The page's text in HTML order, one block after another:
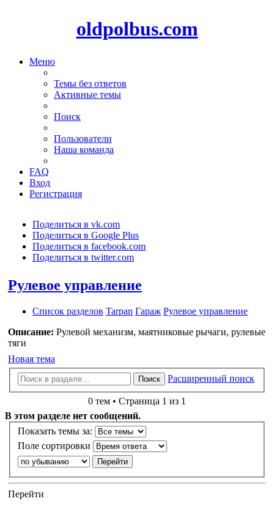
oldpolbus.com
Меню
Темы без ответов
Активные темы
Поиск
Пользователи
Наша команда
FAQ
Вход
Регистрация
Поделиться в vk.com
Поделиться в Google Plus
Поделиться в facebook.com
Поделиться в twitter.com
Рулевое управление
Список разделов Tarpan Гараж Рулевое управление
Описание: Рулевой механизм, маятниковые рычаги, рулевые
тяги
Новая тема
Поиск Расширенный поиск
0 тем • Страница 1 из 1
В этом разделе нет сообщений.
Показать темы за:
Поле сортировки
Перейти